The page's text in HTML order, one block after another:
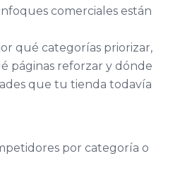
comerciales están
qué categorías priorizar,
páginas reforzar y dónde
que tu tienda todavía
por categoría o